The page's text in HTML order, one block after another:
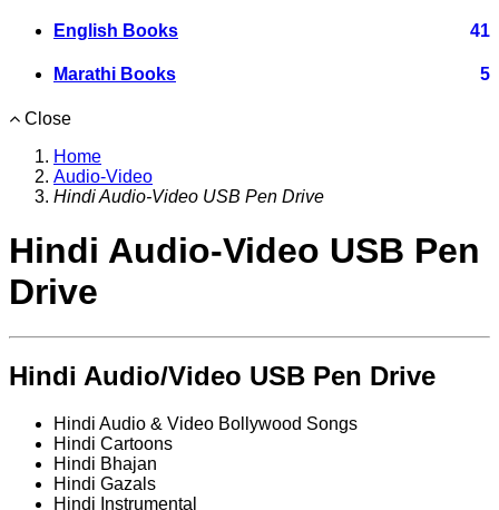
English Books 41
Marathi Books 5
Close
Home
Audio-Video
Hindi Audio-Video USB Pen Drive
Hindi Audio-Video USB Pen
Drive
Hindi Audio/Video USB Pen Drive
Hindi Audio & Video Bollywood Songs
Hindi Cartoons
Hindi Bhajan
Hindi Gazals
Hindi Instrumental